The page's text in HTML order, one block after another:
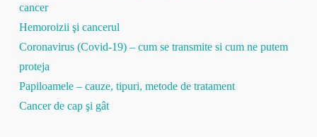
cancer
Hemoroizii şi cancerul
Coronavirus (Covid-19) – cum se transmite si cum ne putem
proteja
Papiloamele – cauze, tipuri, metode de tratament
Cancer de cap şi gât